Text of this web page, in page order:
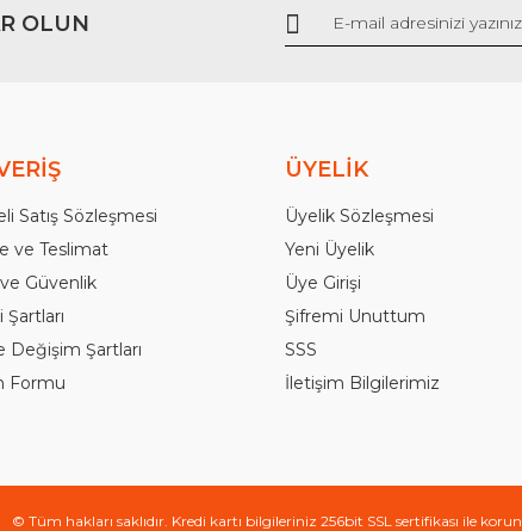
Gönder
OLUN
Satış Sözleşmesi
ve Teslimat
Güvenlik
Şartları
Değişim Şartları
Formu
ÜYELİK
Üyelik Sözleşmesi
Yeni Üyelik
Üye Girişi
Şifremi Unuttum
SSS
İletişim Bilgilerimiz
© Tüm hakları saklıdır. Kredi kartı bilgileriniz 256bit SSL sertifikası ile